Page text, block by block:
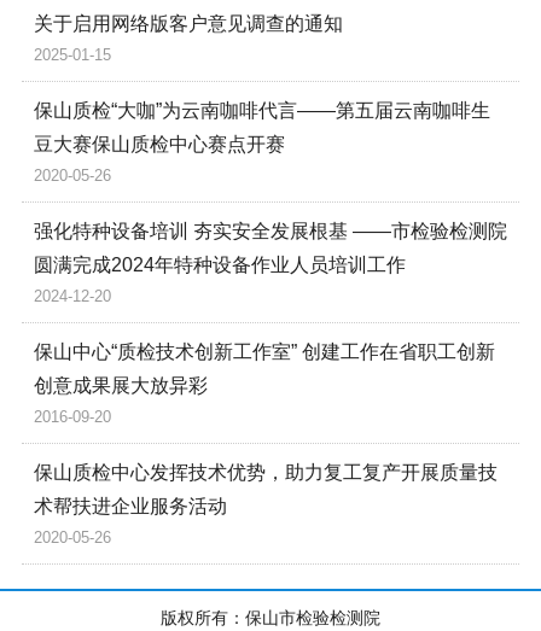
关于启用网络版客户意见调查的通知
2025-01-15
保山质检“大咖”为云南咖啡代言——第五届云南咖啡生
豆大赛保山质检中心赛点开赛
2020-05-26
强化特种设备培训 夯实安全发展根基 ——市检验检测院
圆满完成2024年特种设备作业人员培训工作
2024-12-20
保山中心“质检技术创新工作室” 创建工作在省职工创新
创意成果展大放异彩
2016-09-20
保山质检中心发挥技术优势，助力复工复产开展质量技
术帮扶进企业服务活动
2020-05-26
版权所有：保山市检验检测院